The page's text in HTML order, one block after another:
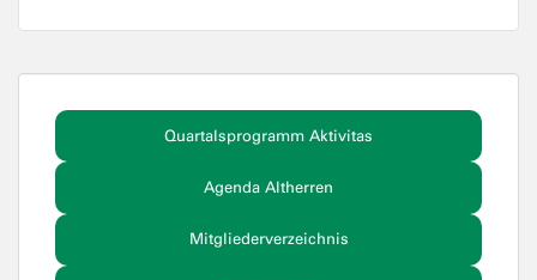
Quartalsprogramm Aktivitas
Agenda Altherren
Mitgliederverzeichnis